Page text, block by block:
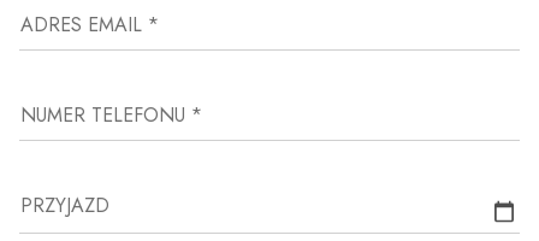
ADRES EMAIL *
NUMER TELEFONU *
PRZYJAZD